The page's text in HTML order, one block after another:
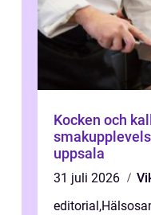
Kocken och
uppsala
31 juli 2026
editorial,